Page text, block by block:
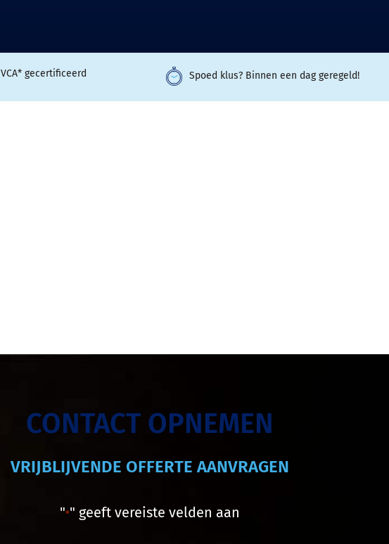
VCA* gecertificeerd Spoed klus? Binnen een dag geregeld!
CONTACT OPNEMEN
VRIJBLIJVENDE OFFERTE AANVRAGEN
"*" geeft vereiste velden aan